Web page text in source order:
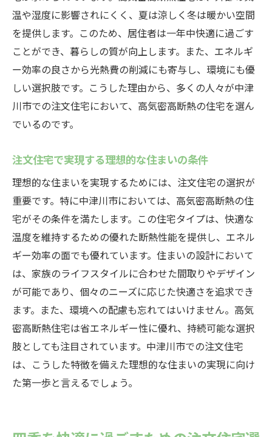
健康的な住まいを実現するための設計指針
高気密高断熱がもたらす健康効果
快適な居住空間をつくるためのテクニック
健康を支える住宅設備の選び方
注文住宅で実現するストレスフリーな住環
境
技術
温や湿度に影響されにくく、夏は涼しく冬は暖かい空間
を提供します。このため、居住者は一年中快適に過ごす
ことができ、暮らしの質が向上します。また、エネルギ
ー効率の良さから光熱費の削減にも寄与し、環境にも優
しい選択肢です。こうした理由から、多くの人々が中津
川市での注文住宅において、高気密高断熱の住宅を選ん
でいるのです。
注文住宅で実現する理想的な住まいの条件
理想的な住まいを実現するためには、注文住宅の選択が
重要です。特に中津川市においては、高気密高断熱の住
宅がその条件を満たします。この住宅タイプは、快適な
温度を維持するための優れた断熱性能を提供し、エネル
ギー効率の面でも優れています。住まいの設計において
は、家族のライフスタイルに合わせた間取りやデザイン
が可能であり、個々のニーズに応じた快適さを追求でき
ます。また、環境への配慮も忘れてはいけません。高気
密高断熱住宅は省エネルギー性に優れ、持続可能な選択
肢としても注目されています。中津川市での注文住宅
は、こうした特徴を備えた理想的な住まいの実現に向け
た第一歩と言えるでしょう。